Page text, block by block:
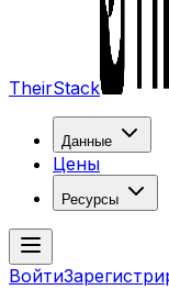
TheirStack
Данные
Цены
Ресурсы
Войти